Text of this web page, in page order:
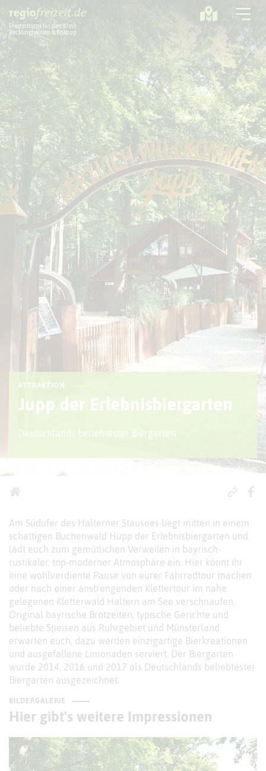
Freizeittipps für den Kreis
Recklinghausen & Bottrop
Ausflugstipps
Sport + Bewegung
Aktuelles
Freizeitregion
© Kreis Recklinghausen
ATTRAKTION
Jupp der Erlebnisbiergarten
Deutschlands beliebtester Biergarten
Am Südufer des Halterner Stausees liegt mitten in einem
schattigen Buchenwald Hupp der Erlebnisbiergarten und
lädt euch zum gemütlichen Verweilen in bayrisch-
rustikaler, top-moderner Atmosphäre ein. Hier könnt ihr
eine wohlverdiente Pause von eurer Fahrradtour machen
oder nach einer anstrengenden Klettertour im nahe
gelegenen Kletterwald Haltern am See verschnaufen.
Original bayrische Brotzeiten, typische Gerichte und
beliebte Speisen aus Ruhrgebiet und Münsterland
erwarten euch, dazu werden einzigartige Bierkreationen
und ausgefallene Limonaden serviert. Der Biergarten
wurde 2014, 2016 und 2017 als Deutschlands beliebtester
Biergarten ausgezeichnet.
BILDERGALERIE
Hier gibt's weitere Impressionen